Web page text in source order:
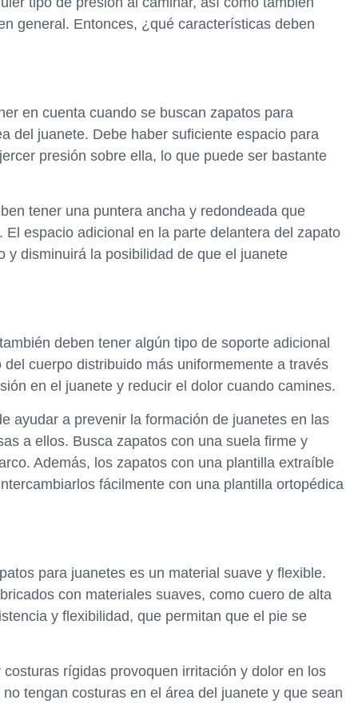
general. Entonces, ¿qué características deben
en cuenta cuando se buscan zapatos para
del juanete. Debe haber suficiente espacio para
presión sobre ella, lo que puede ser bastante
tener una puntera ancha y redondeada que
espacio adicional en la parte delantera del zapato
y disminuirá la posibilidad de que el juanete
deben tener algún tipo de soporte adicional
cuerpo distribuido más uniformemente a través
en el juanete y reducir el dolor cuando camines.
ayudar a prevenir la formación de juanetes en las
a ellos. Busca zapatos con una suela firme y
Además, los zapatos con una plantilla extraíble
fácilmente con una plantilla ortopédica
para juanetes es un material suave y flexible.
con materiales suaves, como cuero de alta
y flexibilidad, que permitan que el pie se
rígidas provoquen irritación y dolor en los
tengan costuras en el área del juanete y que sean